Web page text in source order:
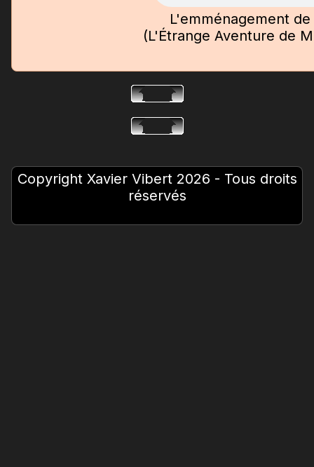
L'emménagement
(L'Étrange Aventure de
Copyright Xavier Vibert 2026 - Tous droits
réservés